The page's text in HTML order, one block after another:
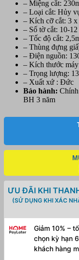
ghim
kẹp,
bấm,
card,
CD...
lượng
– Miệng cắt:
– Loại cắt: Hủy
– Kích cỡ cắt: 3 x
– Số tờ cắt: 10-
– Tốc độ cắt:
– Thùng đựng
– Điện nguồn:
– Kích thước
– Trọng lượng:
– Xuất xứ : Đức
Bảo hành:
BH 3 năm
ƯU ĐÃI KHI
(SỬ DỤNG KHI XÁC
Giảm 10% –
chọn kỳ hạn
khách hàng